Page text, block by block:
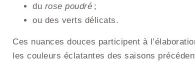
du rose poudré ;
ou des verts délicats.
Ces nuances douces participent à
les couleurs éclatantes des saisons